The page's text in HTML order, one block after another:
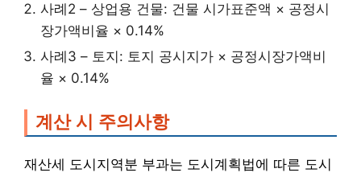
사례2 – 상업용 건물: 건물 시가표준액 × 공정시
장가액비율 × 0.14%
사례3 – 토지: 토지 공시지가 × 공정시장가액비
율 × 0.14%
계산 시 주의사항
재산세 도시지역분 부과는 도시계획법에 따른 도시